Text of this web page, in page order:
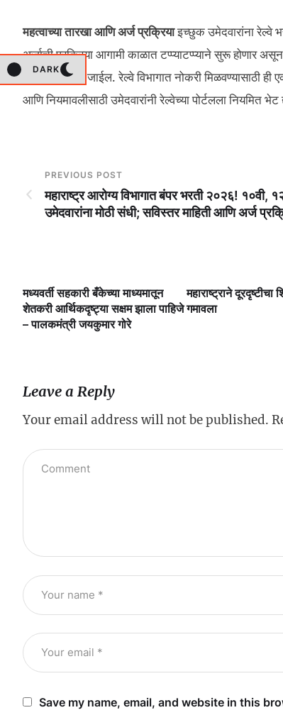
DARK
महत्वाच्या तारखा आणि अर्ज प्रक्रियाइच्छुक उमेदवारांना रेल्वे
अर्जाची प्रक्रिया आगामी काळात टप्प्याटप्प्याने सुरू होणार
आधारावर केली जाईल. रेल्वे विभागात नोकरी
आणि नियमावलीसाठी उमेदवारांनी रेल्वेच्या पोर्टलला नियमित भेट
PREVIOUS POST
महाराष्ट्र आरोग्य विभागात बंपर भरती २०२६! १०वी,
उमेदवारांना मोठी संधी; सविस्तर माहिती आणि अर्ज
मध्यवर्ती सहकारी बँकेच्या माध्यमातून
शेतकरी आर्थिकदृष्ट्या सक्षम झाला पाहिजे
– पालकमंत्री जयकुमार गोरे
महाराष्ट्राने दूरदृष्टीचा
गमावला
Leave a Reply
Your email address will not be published.
Save my name, email, and website in this